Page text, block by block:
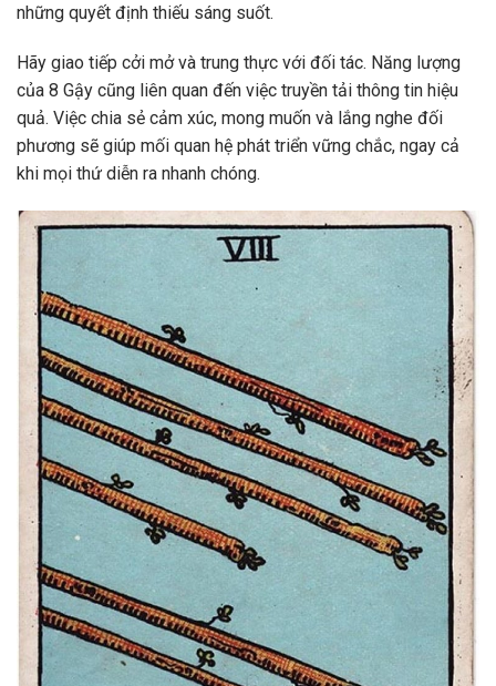
những quyết định thiếu sáng suốt.
Hãy giao tiếp cởi mở và trung thực với đối tác. Năng lượng
của 8 Gậy cũng liên quan đến việc truyền tải thông tin hiệu
quả. Việc chia sẻ cảm xúc, mong muốn và lắng nghe đối
phương sẽ giúp mối quan hệ phát triển vững chắc, ngay cả
khi mọi thứ diễn ra nhanh chóng.